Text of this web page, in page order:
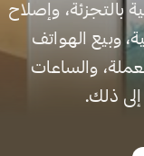
بالتجزئة، وإصلاح
وبيع الهواتف
والساعات
إلى ذلك.